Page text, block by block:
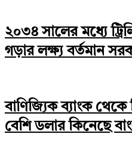
২০৩৪ সালের মধ্যে
গড়ার লক্ষ্য বর্তমান
বাণিজ্যিক ব্যাংক
বেশি ডলার কিনেছে